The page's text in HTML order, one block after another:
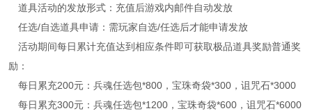
道具活动的发放形式：充值后游戏内邮件自动发放
任选/自选道具申请：需玩家自选/任选后才能申请发放
活动期间每日累计充值达到相应条件即可获取极品道具奖励普通奖
励：
每日累充200元：兵魂任选包*800，宝珠奇袋*300，诅咒石*3000
每日累充300元：兵魂任选包*1200，宝珠奇袋*600，诅咒石*6000